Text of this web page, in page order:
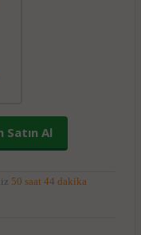
Satın Al
50 saat 44 dakika